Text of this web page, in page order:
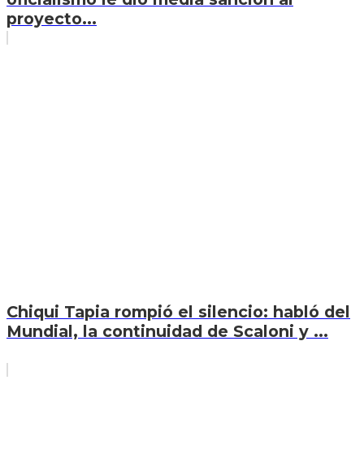
proyecto...
Chiqui Tapia rompió el silencio: habló del
Mundial, la continuidad de Scaloni y ...